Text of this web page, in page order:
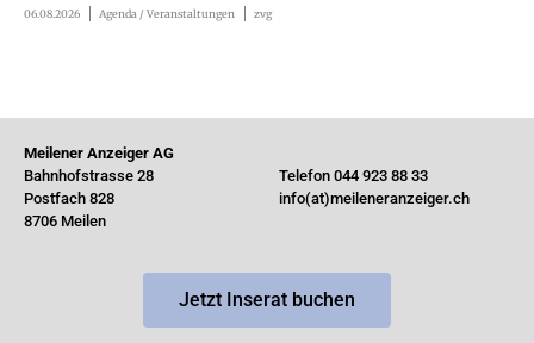
06.08.2026 Agenda / Veranstaltungen zvg
Meilener Anzeiger AG
Bahnhofstrasse 28
Postfach 828
8706 Meilen
Telefon 044 923 88 33
info(at)meileneranzeiger.ch
Jetzt Inserat buchen